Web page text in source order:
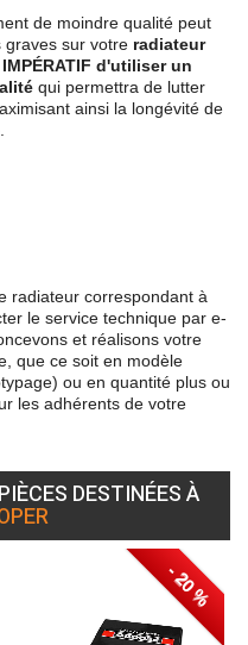
de moindre qualité peut
graves sur votre radiateur
IMPÉRATIF d'utiliser un
qui permettra de lutter
ainsi la longévité de
radiateur correspondant à
le service technique par e-
et réalisons votre
que ce soit en modèle
ou en quantité plus ou
les adhérents de votre
DESTINÉES À
- 20 %